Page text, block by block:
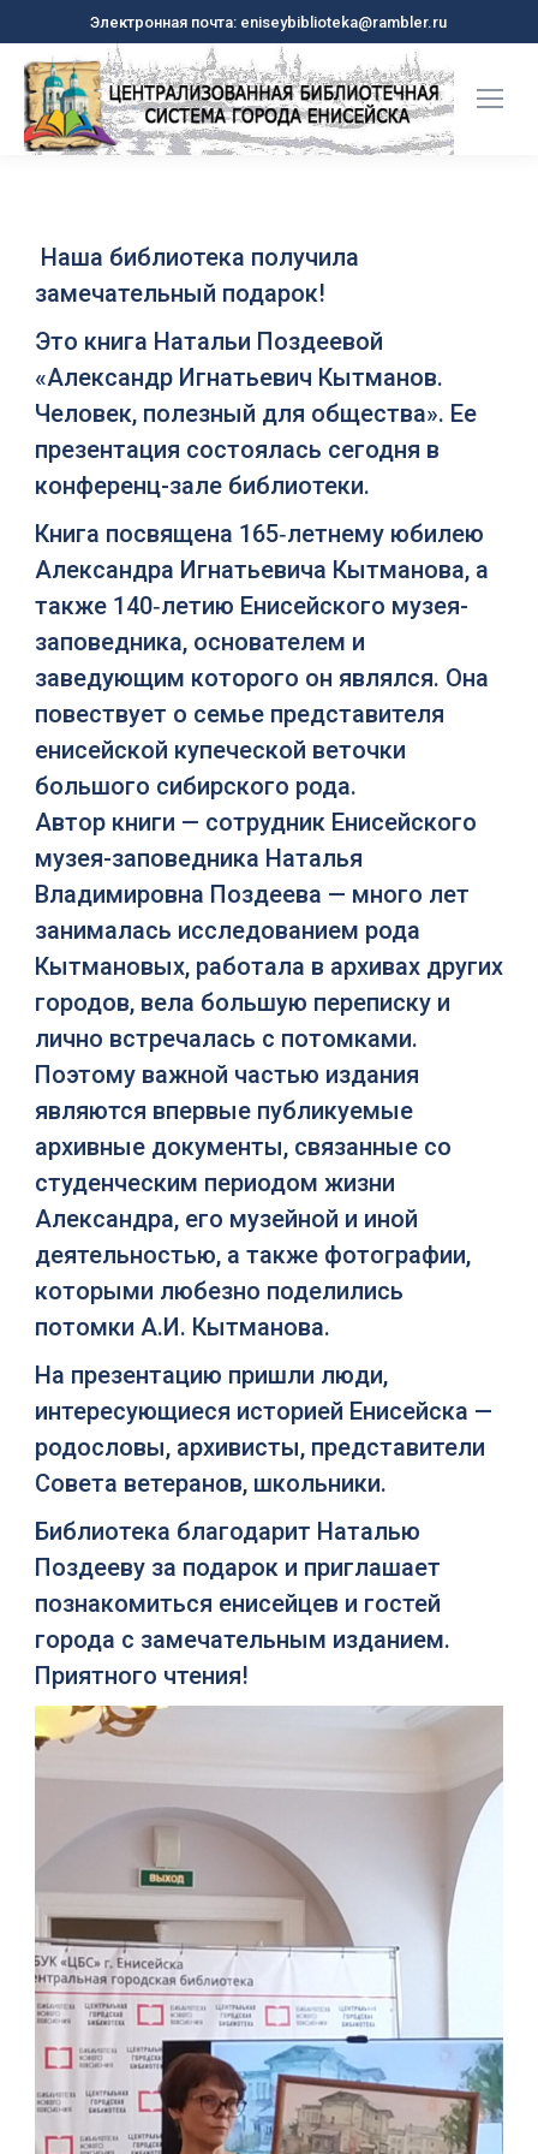
Электронная почта: eniseybiblioteka@rambler.ru
Наша библиотека получила
замечательный подарок!
Это книга Натальи Поздеевой
«Александр Игнатьевич Кытманов.
Человек, полезный для общества». Ее
презентация состоялась сегодня в
конференц-зале библиотеки.
Книга посвящена 165‑летнему юбилею
Александра Игнатьевича Кытманова, а
также 140‑летию Енисейского музея-
заповедника, основателем и
заведующим которого он являлся. Она
повествует о семье представителя
енисейской купеческой веточки
большого сибирского рода.
Автор книги — сотрудник Енисейского
музея-заповедника Наталья
Владимировна Поздеева — много лет
занималась исследованием рода
Кытмановых, работала в архивах других
городов, вела большую переписку и
лично встречалась с потомками.
Поэтому важной частью издания
являются впервые публикуемые
архивные документы, связанные со
студенческим периодом жизни
Александра, его музейной и иной
деятельностью, а также фотографии,
которыми любезно поделились
потомки А.И. Кытманова.
На презентацию пришли люди,
интересующиеся историей Енисейска —
родословы, архивисты, представители
Совета ветеранов, школьники.
Библиотека благодарит Наталью
Поздееву за подарок и приглашает
познакомиться енисейцев и гостей
города с замечательным изданием.
Приятного чтения!